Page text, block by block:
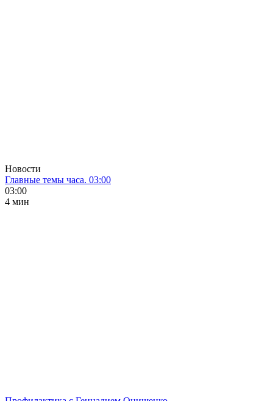
Новости
Главные темы часа. 03:00
03:00
4 мин